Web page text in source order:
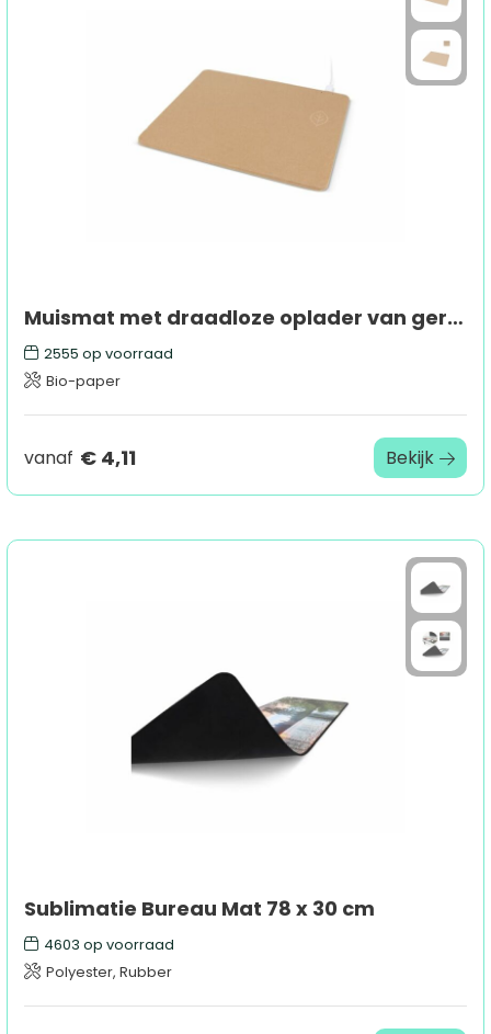
Muismat met draadloze oplader van gerecycled papier
2555 op voorraad
Bio-paper
vanaf € 4,11 Bekijk
Sublimatie Bureau Mat 78 x 30 cm
4603 op voorraad
Polyester, Rubber